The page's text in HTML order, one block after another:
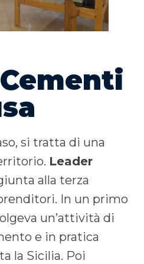
si tratta di una
Leader
alla terza
In un primo
un’attività di
e in pratica
la Sicilia. Poi